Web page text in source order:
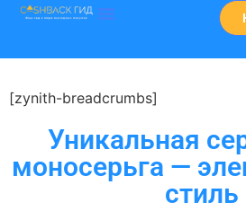
[zynith-breadcrumbs]
Уникальная
моносерьга —
стиль